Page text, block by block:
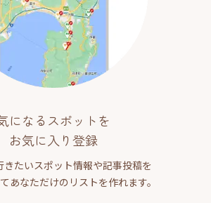
になるスポットを
お気に入り登録
きたいスポット情報や記事投稿を
あなただけのリストを作れます。